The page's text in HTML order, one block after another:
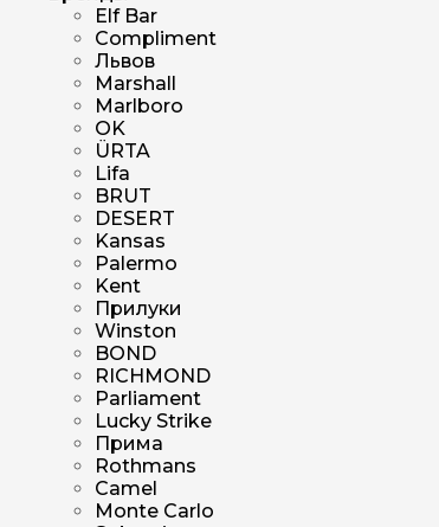
Elf Bar
Compliment
Львов
Marshall
Marlboro
OK
ÜRTA
Lifa
BRUT
DESERT
Kansas
Palermo
Kent
Прилуки
Winston
BOND
RICHMOND
Parliament
Lucky Strike
Прима
Rothmans
Camel
Monte Carlo